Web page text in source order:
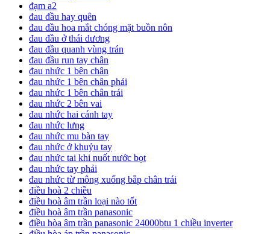
đạm a2
đau đầu hay quên
đau đầu hoa mắt chóng mặt buồn nôn
đau đầu ở thái dương
đau đầu quanh vùng trán
đau đầu run tay chân
đau nhức 1 bên chân
đau nhức 1 bên chân phải
đau nhức 1 bên chân trái
đau nhức 2 bên vai
đau nhức hai cánh tay
đau nhức lưng
đau nhức mu bàn tay
đau nhức ở khuỷu tay
đau nhức tai khi nuốt nước bọt
đau nhức tay phải
đau nhức từ mông xuống bắp chân trái
điều hoà 2 chiều
điều hoà âm trần loại nào tốt
điều hoà âm trần panasonic
điều hòa âm trần panasonic 24000btu 1 chiều inverter